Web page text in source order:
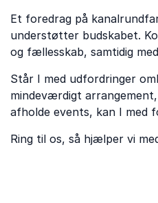
Et foredrag på
understøtter budskabet.
og fællesskab, samtidig
Står I med udfordringer
mindeværdigt
afholde events, kan I med
Ring til os, så hjælper vi